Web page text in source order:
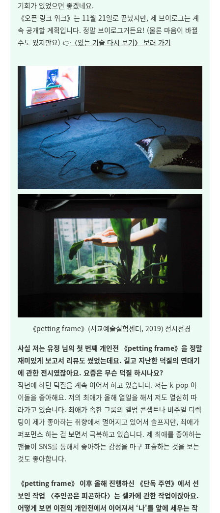
기회가 있었으면 좋겠네요.
《오픈 링크 위크》는 11월 21일로 끝났지만, 제 브이로그는 계
속 공개할 계획입니다. 정말 브이로그거든요! (물론 마음이 바뀔
수도 있지만요) 👉 〈있는 기술 다시 보기〉 보러 가기
《petting frame》(서교예술실험센터, 2019) 전시전경
사실 저는 유정 님의 첫 번째 개인전 《petting frame》을 정말
재미있게 보고서 리뷰도 썼었는데요. 길고 지난한 덕질의 연대기
에 관한 전시였잖아요. 요즘은 무슨 덕질 하시나요?
작년에 하던 덕질을 계속 이어서 하고 있습니다. 저는 k-pop 아
이돌을 좋아해요. 저의 최애가 올해 열일을 해서 저도 열심히 따
라가고 있습니다. 최애가 속한 그룹의 앨범 콘셉트나 비주얼 디렉
팅이 제가 좋아하는 취향에서 멀어지고 있어서 슬프지만, 최애가
퍼포먼스 하는 걸 보면서 극복하고 있습니다. 제 최애를 좋아하는
팬들이 SNS를 통해서 좋아하는 감정을 마구 표출하는 것을 보는
것도 좋아합니다.
《petting frame》 이후 올해 진행하신 《단독 주연》에서 선
보인 작업 〈주인공은 피곤하다〉는 셀카에 관한 작업이잖아요.
어떻게 보면 이전의 개인전에서 이어져서 ‘나'를 앞에 세우는 작